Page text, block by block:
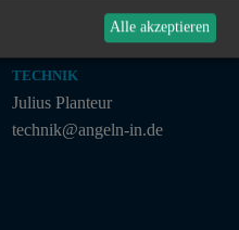
julian@angeln-in.de
TECHNIK
Julius Planteur
technik@angeln-in.de
Alle akzeptieren